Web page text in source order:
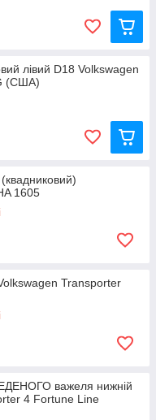
лівий D18 Volkswagen
(США)
1605
Transporter
важеля нижній
4 Fortune Line